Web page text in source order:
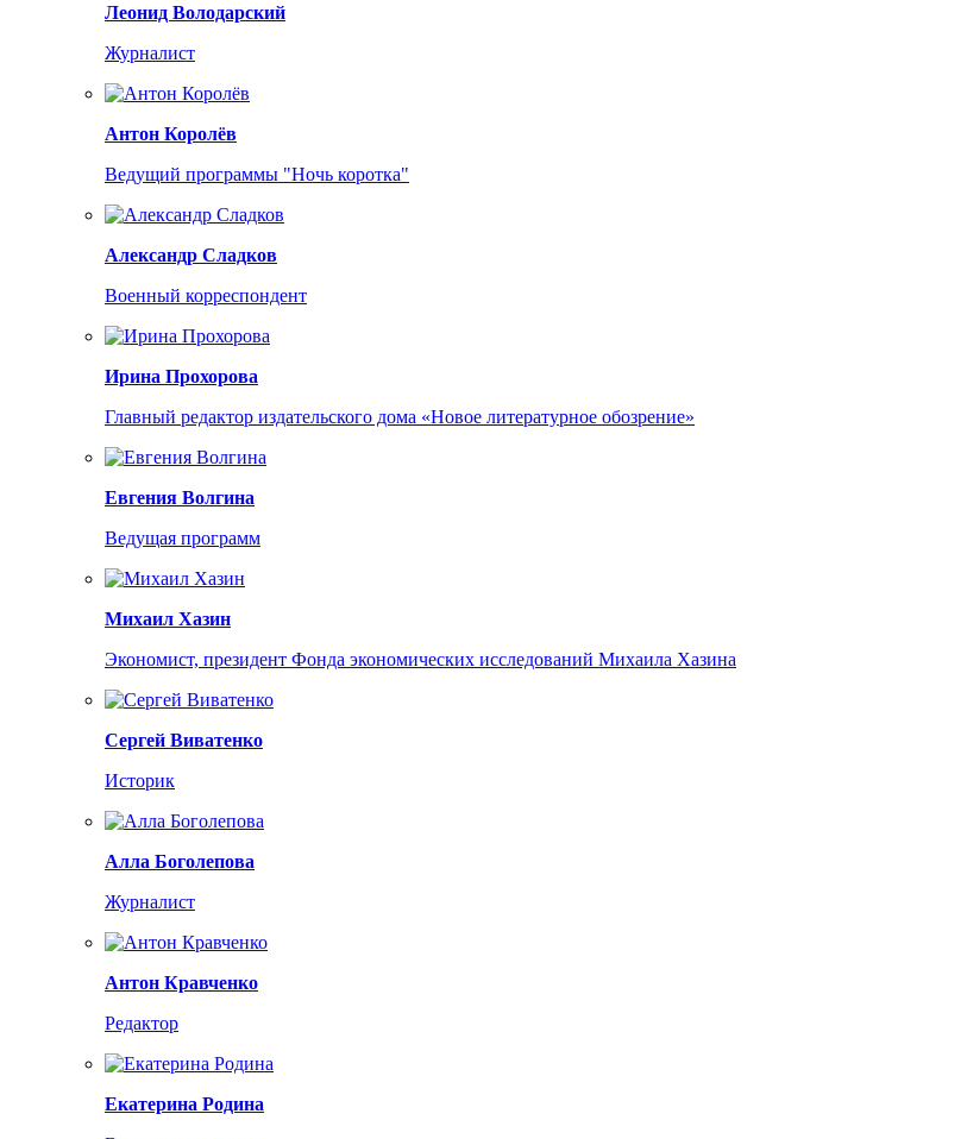
Леонид Володарский
Журналист
Антон Королёв
Ведущий программы "Ночь коротка"
Александр Сладков
Военный корреспондент
Ирина Прохорова
Главный редактор издательского дома «Новое литературное обозрение»
Евгения Волгина
Ведущая программ
Михаил Хазин
Экономист, президент Фонда экономических исследований Михаила Хазина
Сергей Виватенко
Историк
Алла Боголепова
Журналист
Антон Кравченко
Редактор
Екатерина Родина